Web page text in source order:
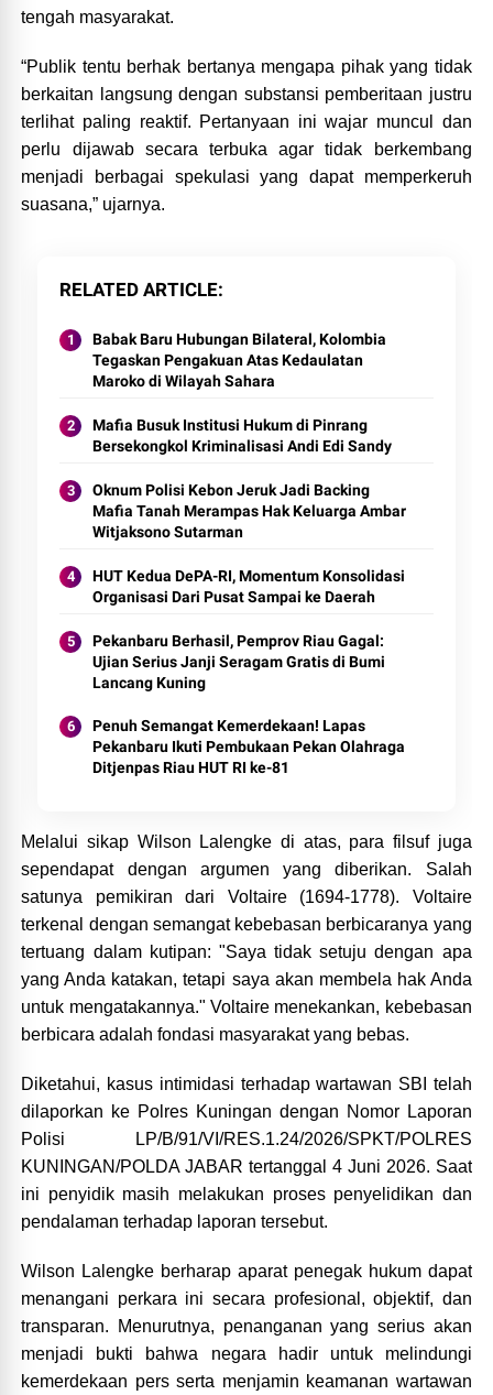
tengah masyarakat.
“Publik tentu berhak bertanya mengapa pihak yang tidak
berkaitan langsung dengan substansi pemberitaan justru
terlihat paling reaktif. Pertanyaan ini wajar muncul dan
perlu dijawab secara terbuka agar tidak berkembang
menjadi berbagai spekulasi yang dapat memperkeruh
suasana,” ujarnya.
RELATED ARTICLE
Babak Baru Hubungan Bilateral, Kolombia
Tegaskan Pengakuan Atas Kedaulatan
Maroko di Wilayah Sahara
Mafia Busuk Institusi Hukum di Pinrang
Bersekongkol Kriminalisasi Andi Edi Sandy
Oknum Polisi Kebon Jeruk Jadi Backing
Mafia Tanah Merampas Hak Keluarga Ambar
Witjaksono Sutarman
HUT Kedua DePA-RI, Momentum Konsolidasi
Organisasi Dari Pusat Sampai ke Daerah
Pekanbaru Berhasil, Pemprov Riau Gagal:
Ujian Serius Janji Seragam Gratis di Bumi
Lancang Kuning
Penuh Semangat Kemerdekaan! Lapas
Pekanbaru Ikuti Pembukaan Pekan Olahraga
Ditjenpas Riau HUT RI ke-81
Melalui sikap Wilson Lalengke di atas, para filsuf juga
sependapat dengan argumen yang diberikan. Salah
satunya pemikiran dari Voltaire (1694-1778). Voltaire
terkenal dengan semangat kebebasan berbicaranya yang
tertuang dalam kutipan: "Saya tidak setuju dengan apa
yang Anda katakan, tetapi saya akan membela hak Anda
untuk mengatakannya." Voltaire menekankan, kebebasan
berbicara adalah fondasi masyarakat yang bebas.
Diketahui, kasus intimidasi terhadap wartawan SBI telah
dilaporkan ke Polres Kuningan dengan Nomor Laporan
Polisi LP/B/91/VI/RES.1.24/2026/SPKT/POLRES
KUNINGAN/POLDA JABAR tertanggal 4 Juni 2026. Saat
ini penyidik masih melakukan proses penyelidikan dan
pendalaman terhadap laporan tersebut.
Wilson Lalengke berharap aparat penegak hukum dapat
menangani perkara ini secara profesional, objektif, dan
transparan. Menurutnya, penanganan yang serius akan
menjadi bukti bahwa negara hadir untuk melindungi
kemerdekaan pers serta menjamin keamanan wartawan